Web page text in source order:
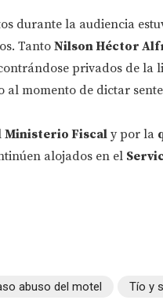
durante la audiencia
Tanto Nilson Héctor
privados de la
al momento de dictar
Ministerio Fiscaly por la
alojados en el
abuso del motel Tío y